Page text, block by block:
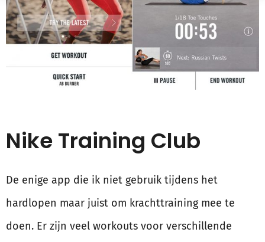
Nike Training Club
De enige app die ik niet gebruik tijdens het
hardlopen maar juist om krachttraining mee te
doen. Er zijn veel workouts voor verschillende